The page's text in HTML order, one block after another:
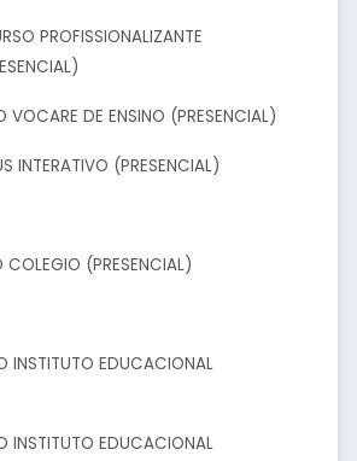
PROFISSIONALIZANTE
VOCARE DE ENSINO (PRESENCIAL)
INTERATIVO (PRESENCIAL)
COLEGIO (PRESENCIAL)
INSTITUTO EDUCACIONAL
INSTITUTO EDUCACIONAL